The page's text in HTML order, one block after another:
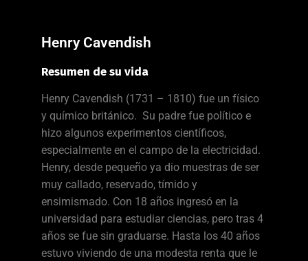
Henry Cavendish
Resumen de su vida
Henry Cavendish (1731 – 1810) fue un físico
y químico británico. Su padre fue político e
hizo algunos experimentos científicos,
especialmente en el campo de la electricidad.
Henry, desde pequeño ya dio muestras de ser
muy callado, reservado, tímido y
ensimismado. Con 18 años ingresó en la
universidad para estudiar ciencias, pero tras 4
años se fue sin graduarse. Hasta los 40 años
estuvo viviendo de una modesta renta que le